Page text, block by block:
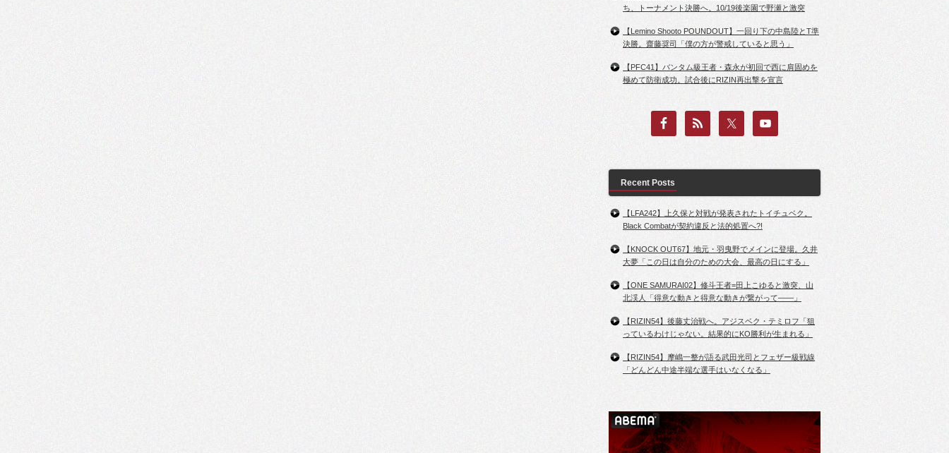
ち、トーナメント決勝へ。10/19後楽園で野瀬と激突
【Lemino Shooto POUNDOUT】一回り下の中島陸とT準
決勝。齋藤奨司「僕の方が警戒していると思う」
【PFC41】バンタム級王者・森永が初回で西に肩固めを
極めて防衛成功。試合後にRIZIN再出撃を宣言
Recent Posts
【LFA242】上久保と対戦が発表されたトイチュベク。
Black Combatが契約違反と法的処置へ?!
【KNOCK OUT67】地元・羽曳野でメインに登場。久井
大夢「この日は自分のための大会、最高の日にする」
【ONE SAMURAI02】修斗王者=田上こゆると激突、山
北渓人「得意な動きと得意な動きが繋がって――」
【RIZIN54】後藤丈治戦へ。アジスベク・テミロフ「狙
っているわけじゃない。結果的にKO勝利が生まれる」
【RIZIN54】摩嶋一整が語る武田光司とフェザー級戦線
「どんどん中途半端な選手はいなくなる」